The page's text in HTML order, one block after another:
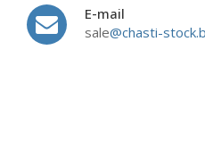
E-mail
sale@chasti-